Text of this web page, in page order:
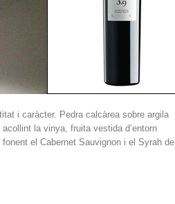
i caràcter. Pedra calcàrea sobre argila
la vinya, fruita vestida d’entorn
el Cabernet Sauvignon i el Syrah de